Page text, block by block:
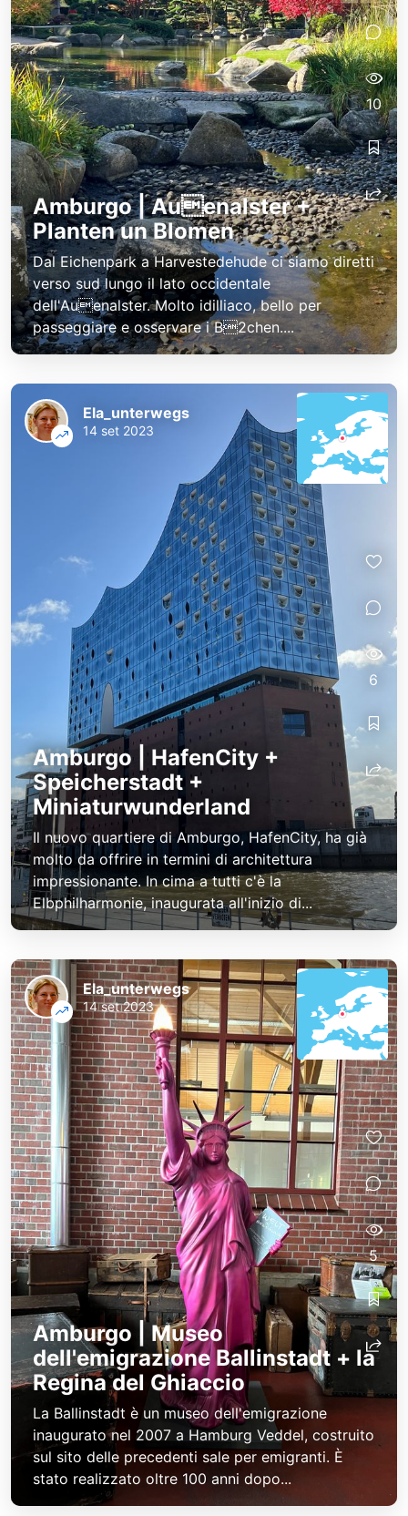
Amburgo | Auenalster +
Planten un Blomen
Dal Eichenpark a Harvestedehude ci siamo diretti
verso sud lungo il lato occidentale
dell'Auenalster. Molto idilliaco, bello per
passeggiare e osservare i B2chen....
10
Amburgo | HafenCity +
Speicherstadt +
Miniaturwunderland
Il nuovo quartiere di Amburgo, HafenCity, ha già
molto da offrire in termini di architettura
impressionante. In cima a tutti c'è la
Elbphilharmonie, inaugurata all'inizio di...
Ela_unterwegs
14 set 2023
6
Amburgo | Museo
dell'emigrazione Ballinstadt + la
Regina del Ghiaccio
La Ballinstadt è un museo dell'emigrazione
inaugurato nel 2007 a Hamburg Veddel, costruito
sul sito delle precedenti sale per emigranti. È
stato realizzato oltre 100 anni dopo...
Ela_unterwegs
14 set 2023
5